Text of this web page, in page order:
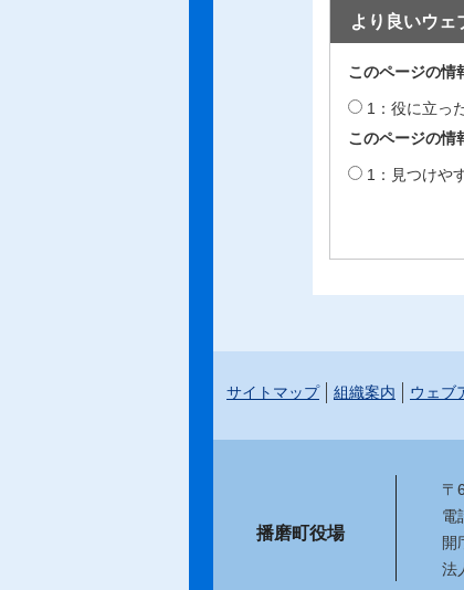
より良いウェ
このページの情
1：役に立っ
このページの情
1：見つけや
サイトマップ 組織案内 ウェブ
播磨町役場
〒
電
開
法